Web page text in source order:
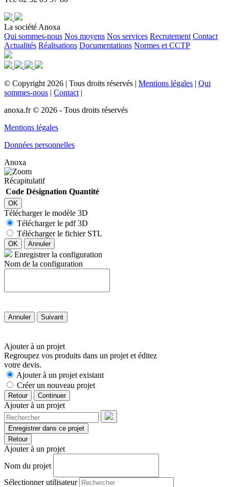
La société Anoxa
Qui sommes-nous Nos moyens Nos services Recrutement Contact
Actualités Réalisations Documentations Normes et CCTP
© Copyright 2026 | Tous droits réservés | Mentions légales | Qui
sommes-nous | Contact |
anoxa.fr © 2026 - Tous droits réservés
Mentions légales
Données personnelles
Anoxa
Récapitulatif
Code Désignation Quantité
OK
Télécharger le modèle 3D
Télécharger le pdf 3D
Télécharger le fichier STL
OK Annuler
Enregistrer la configuration
Nom de la configuration
Annuler Suivant
Ajouter à un projet
Regroupez vos produits dans un projet et éditez
votre devis.
Ajouter à un projet existant
Créer un nouveau projet
Retour Continuer
Ajouter à un projet
Enregistrer dans ce projet
Retour
Ajouter à un projet
Nom du projet
Sélectionner utilisateur